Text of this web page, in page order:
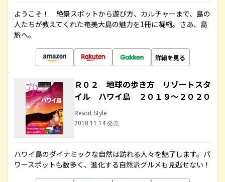
ようこそ！ 絶景スポットから遊び方、カルチャーまで、島の
人たちが教えてくれた奄美大島の魅力を1冊に凝縮。さあ、島
旅へ。
詳細を見る
Ｒ０２ 地球の歩き方 リゾートスタ
イル ハワイ島 ２０１９～２０２０
Resort Style
2018.11.14 発売
ハワイ島のダイナミックな自然は訪れる人々を魅了します。パ
ワースポットも数多く、進化する自然派グルメも見逃せない！